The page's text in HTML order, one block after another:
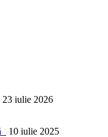
23 iulie 2026
10 iulie 2025